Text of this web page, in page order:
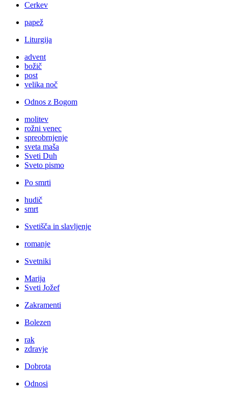
Cerkev
papež
Liturgija
advent
božič
post
velika noč
Odnos z Bogom
molitev
rožni venec
spreobrnjenje
sveta maša
Sveti Duh
Sveto pismo
Po smrti
hudič
smrt
Svetišča in slavljenje
romanje
Svetniki
Marija
Sveti Jožef
Zakramenti
Bolezen
rak
zdravje
Dobrota
Odnosi